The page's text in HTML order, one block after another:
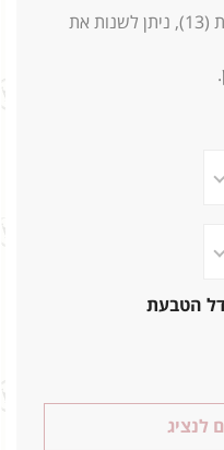
ניתן לשנות את
הטבעת
לנציג